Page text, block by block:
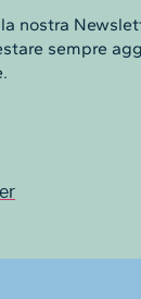
nostra
sempre